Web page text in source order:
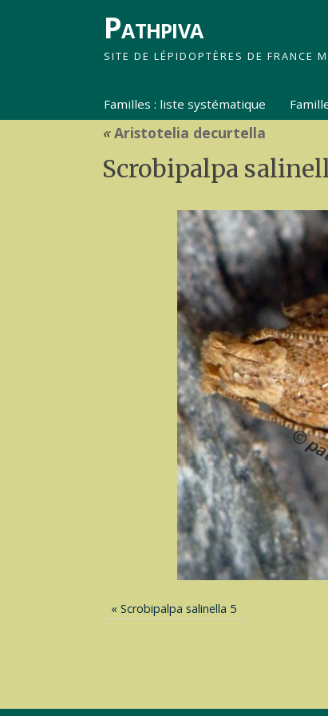
Pathpiva
SITE DE LÉPIDOPTÈRES DE FRANCE
Familles : liste systématique
«Aristotelia decurtella
Scrobipalpa
« Scrobipalpa salinella 5